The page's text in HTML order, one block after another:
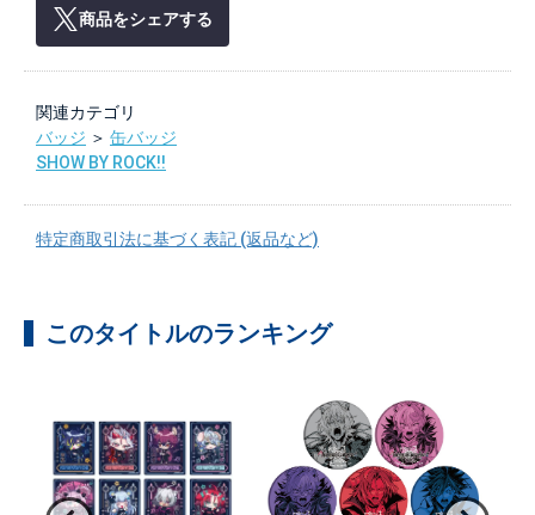
商品をシェアする
関連カテゴリ
バッジ ＞ 缶バッジ
SHOW BY ROCK!!
特定商取引法に基づく表記 (返品など)
このタイトルのランキング